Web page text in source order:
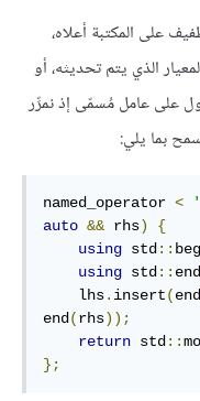
على المكتبة أعلاه،
الذي يتم تحديثه، أو
على عامل مُسمّى إذ نمرِّر
بما يلي:
named_operator <
auto && rhs)
{
using std ::
using std :: end
    lhs
. insert(end
end (rhs));
return std ::
};